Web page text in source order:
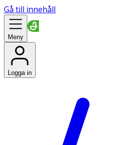
Gå till innehåll
Meny
Logga in